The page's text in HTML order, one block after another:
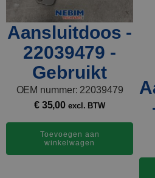
Aansluitdoos -
22039479 -
Gebruikt
OEM nummer: 22039479
€35,00 excl. BTW
Toevoegen aan
winkelwagen